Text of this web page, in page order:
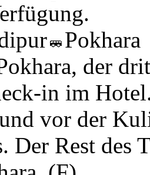
Pokhara
der
in im
vor der
Der Rest des